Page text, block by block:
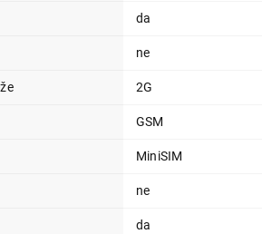
da
ne
2G
GSM
MiniSIM
ne
da
5.499,00